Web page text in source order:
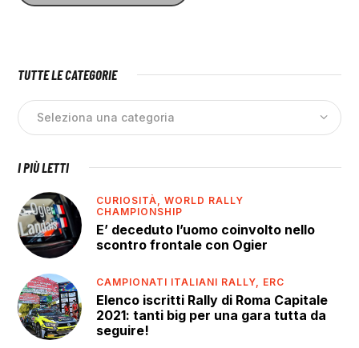
TUTTE LE CATEGORIE
I PIÙ LETTI
CURIOSITÀ,WORLD RALLY
CHAMPIONSHIP
E’ deceduto l’uomo coinvolto nello
scontro frontale con Ogier
CAMPIONATI ITALIANI RALLY, ERC
Elenco iscritti Rally di Roma Capitale
2021: tanti big per una gara tutta da
seguire!